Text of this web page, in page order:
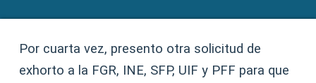
Por cuarta vez, presento otra solicitud de
exhorto a la FGR, INE, SFP, UIF y PFF para que